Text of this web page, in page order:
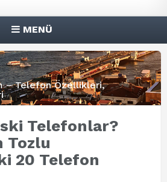
MENÜ
– Telefon Özellikleri,
Telefonlar?
Tozlu
20 Telefon